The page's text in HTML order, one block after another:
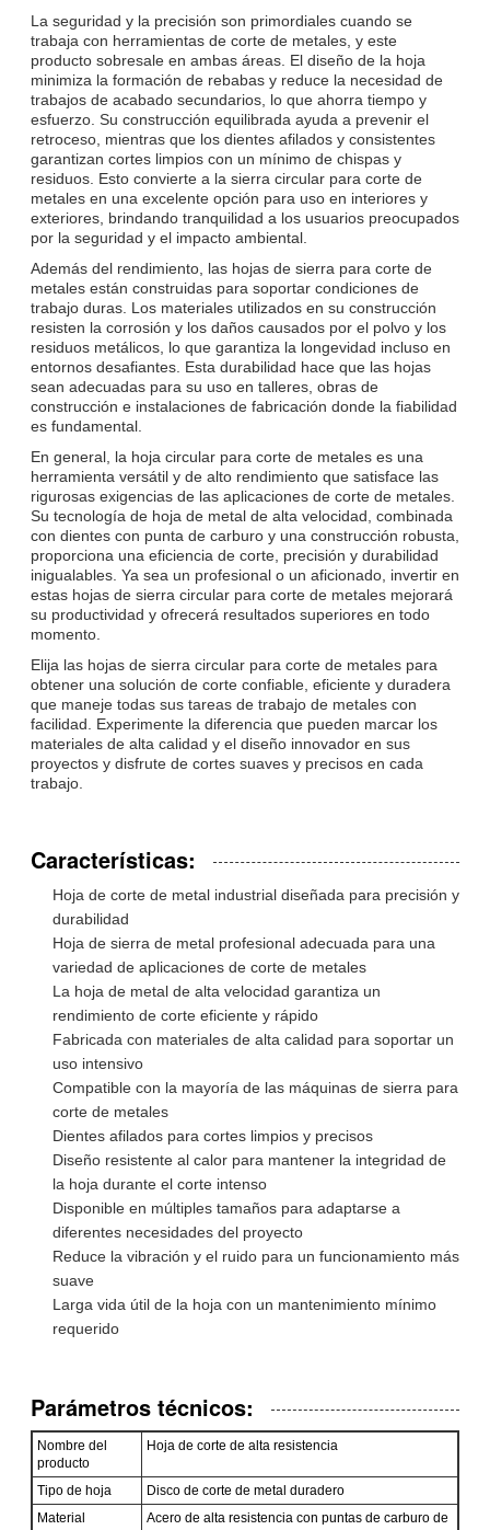
La seguridad y la precisión son primordiales cuando se
trabaja con herramientas de corte de metales, y este
producto sobresale en ambas áreas. El diseño de la hoja
minimiza la formación de rebabas y reduce la necesidad de
trabajos de acabado secundarios, lo que ahorra tiempo y
esfuerzo. Su construcción equilibrada ayuda a prevenir el
retroceso, mientras que los dientes afilados y consistentes
garantizan cortes limpios con un mínimo de chispas y
residuos. Esto convierte a la sierra circular para corte de
metales en una excelente opción para uso en interiores y
exteriores, brindando tranquilidad a los usuarios preocupados
por la seguridad y el impacto ambiental.
Además del rendimiento, las hojas de sierra para corte de
metales están construidas para soportar condiciones de
trabajo duras. Los materiales utilizados en su construcción
resisten la corrosión y los daños causados por el polvo y los
residuos metálicos, lo que garantiza la longevidad incluso en
entornos desafiantes. Esta durabilidad hace que las hojas
sean adecuadas para su uso en talleres, obras de
construcción e instalaciones de fabricación donde la fiabilidad
es fundamental.
En general, la hoja circular para corte de metales es una
herramienta versátil y de alto rendimiento que satisface las
rigurosas exigencias de las aplicaciones de corte de metales.
Su tecnología de hoja de metal de alta velocidad, combinada
con dientes con punta de carburo y una construcción robusta,
proporciona una eficiencia de corte, precisión y durabilidad
inigualables. Ya sea un profesional o un aficionado, invertir en
estas hojas de sierra circular para corte de metales mejorará
su productividad y ofrecerá resultados superiores en todo
momento.
Elija las hojas de sierra circular para corte de metales para
obtener una solución de corte confiable, eficiente y duradera
que maneje todas sus tareas de trabajo de metales con
facilidad. Experimente la diferencia que pueden marcar los
materiales de alta calidad y el diseño innovador en sus
proyectos y disfrute de cortes suaves y precisos en cada
trabajo.
Características:
Hoja de corte de metal industrial diseñada para precisión y
durabilidad
Hoja de sierra de metal profesional adecuada para una
variedad de aplicaciones de corte de metales
La hoja de metal de alta velocidad garantiza un
rendimiento de corte eficiente y rápido
Fabricada con materiales de alta calidad para soportar un
uso intensivo
Compatible con la mayoría de las máquinas de sierra para
corte de metales
Dientes afilados para cortes limpios y precisos
Diseño resistente al calor para mantener la integridad de
la hoja durante el corte intenso
Disponible en múltiples tamaños para adaptarse a
diferentes necesidades del proyecto
Reduce la vibración y el ruido para un funcionamiento más
suave
Larga vida útil de la hoja con un mantenimiento mínimo
requerido
Parámetros técnicos:
Nombre del
producto
Hoja de corte de alta resistencia
Tipo de hoja
Disco de corte de metal duradero
Material
Acero de alta resistencia con puntas de carburo de